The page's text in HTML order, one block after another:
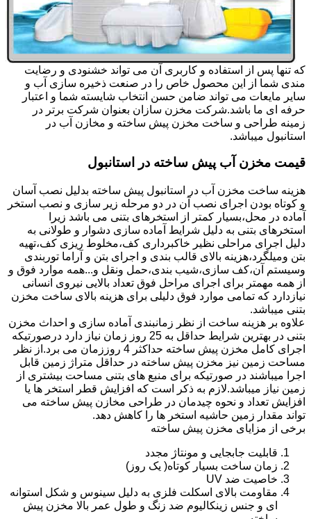
که تنها پس از استفاده و کاربری آن می تواند خشنودی و رضایت
مندی شما از این محصول خاص را در صنعت ذخیره سازی آب و
سایر مایعات می تواند ضامن حسن انتخاب شایسته شما و اعتبار
حرفه ای ما باشد.شرکت مخزن سازان بعنوان شرکت برتر در
زمینه طراحی و ساخت مخزن پیش ساخته و مخازن آب در
استانبول میباشد.
قیمت مخزن آب پیش ساخته در استانبول
هزینه ساخت مخزن آب در استانبول پیش ساخته بدلیل نصب آسان
و کوتاه بودن اجرای نصب آن در دو مرحله زیر سازی و نصب استخر
آماده در محل،بسیار کمتر از استخرهای بتنی می باشد زیرا
استخرهای بتنی به دلیل شرایط آماده سازی دشوار و طولانی به
دلیل اجرای مراحلی نظیر خاکبرداری کف،مخلوط ریزی کف،تهیه
بتن ومیلگرد،هزینه بالای قالب بندی و اجرای بتن و آراما توربندی
وسیستم آن،کف سازی،شیب بندی،حمل ونقل و...همه موارد فوق و
از همه مهمتر برای اجرای مراحل فوق تعداد بالایی نیروی انسانی
نیازدارد که تمامی موارد فوق دلیلی برای هزینه بالای ساخت مخزن
بتنی میباشد.
علاوه بر هزینه ساخت از نظر زمانبندی آماده سازی و احداث مخزن
بتنی در بهترین شرایط حداقل به 25 روز زمان نیاز دارد درصورتیکه
اجرای کامل مخزن پیش ساخته حداکثر 4 روززمان می برد.از نظر
مساحت زمین نیز مخزن پیش ساخته در حداقل متراژ زمین قابل
اجرا میباشند در صورتیکه برای منبع های بتنی مساحت بیشتری از
زمین نیاز میباشد.لازم به ذکر است که افزایش قطر استخر ها یا
افزایش تعداد و نحوه چیدمان در طراحی مخازن پیش ساخته می
تواند مقدار زمین حاشیه استخر ها را کاهش دهد.
برخی از مزایای مخزن پیش ساخته
قابلیت جابجایی و مونتاژ مجدد
زمان ساخت بسیار کوتاه( یک روز)
خاصیت ضد UV
مقاومت بالای اسکلت فلزی به دلیل سینوس و شکل استوانه
ای و جنس زینکالیوم ضد زنگ و طول عمر بالا مخزن پیش